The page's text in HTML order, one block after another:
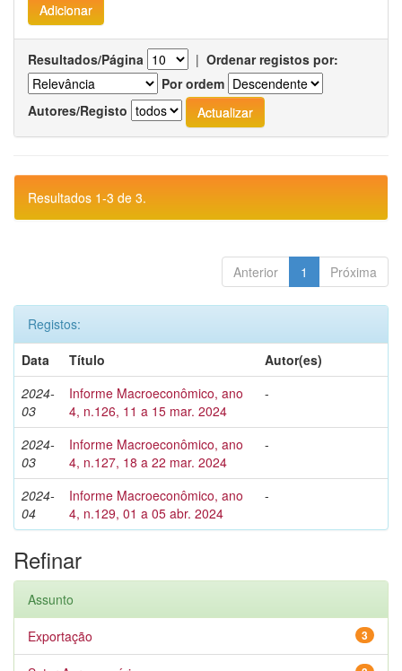
Resultados/Página | Ordenar registos por:
Por ordem
Autores/Registo
Resultados 1-3 de 3.
Anterior 1 Próxima
Registos:
Data
Título
Autor(es)
2024-
03
Informe Macroeconômico, ano
4, n.126, 11 a 15 mar. 2024
-
2024-
03
Informe Macroeconômico, ano
4, n.127, 18 a 22 mar. 2024
-
2024-
04
Informe Macroeconômico, ano
4, n.129, 01 a 05 abr. 2024
-
Refinar
Assunto
3
Exportação